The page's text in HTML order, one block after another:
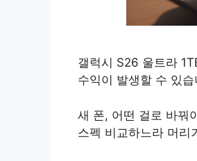
갤럭시 S26 울트라
수익이 발생할 수 있습
새 폰, 어떤 걸로 바꿔
스펙 비교하느라 머